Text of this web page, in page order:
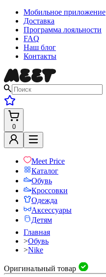
Мобильное приложение
Доставка
Программа лояльности
FAQ
Наш блог
Контакты
0
Meet Price
Каталог
Обувь
Кроссовки
Одежда
Аксессуары
Детям
Главная
>Обувь
>Nike
Оригинальный товар